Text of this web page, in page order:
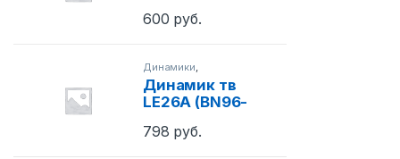
600 руб.
Динамики
Телевизоры и
мониторы
Динамик тв
LE26A (BN96-
798 руб.